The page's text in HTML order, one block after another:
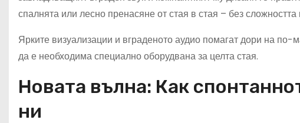
спалнята или лесно пренасяне от стая в стая – без
Ярките визуализации и вграденото аудио помагат дори на
да е необходима специално оборудвана за целта стая.
Новата вълна: Как
ни